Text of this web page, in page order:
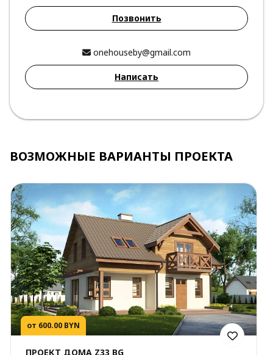
Позвонить
onehouseby@gmail.com
Написать
ВОЗМОЖНЫЕ ВАРИАНТЫ ПРОЕКТА
от 600.00 BYN
ПРОЕКТ ДОМА Z33 BG